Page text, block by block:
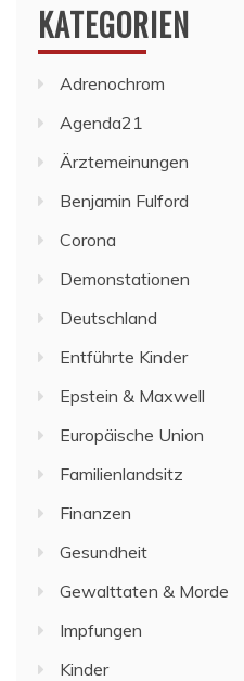
KATEGORIEN
Adrenochrom
Agenda21
Ärztemeinungen
Benjamin Fulford
Corona
Demonstationen
Deutschland
Entführte Kinder
Epstein & Maxwell
Europäische Union
Familienlandsitz
Finanzen
Gesundheit
Gewalttaten & Morde
Impfungen
Kinder